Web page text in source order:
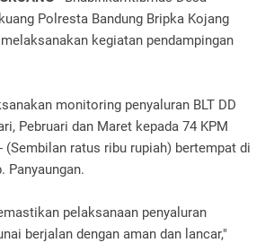
Polresta Bandung Bripka Kojang
kegiatan pendampingan
monitoring penyaluran BLT DD
Pebruari dan Maret kepada 74 KPM
(Sembilan ratus ribu rupiah) bertempat di
Panyaungan.
pelaksanaan penyaluran
berjalan dengan aman dan lancar,"